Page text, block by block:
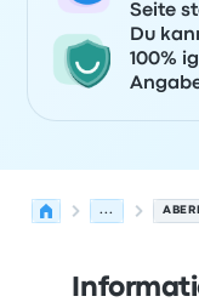
Seite
Du
100%
...